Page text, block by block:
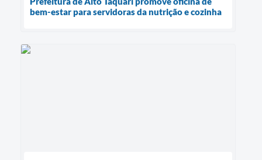
bem-estar para servidoras da nutrição e cozinha